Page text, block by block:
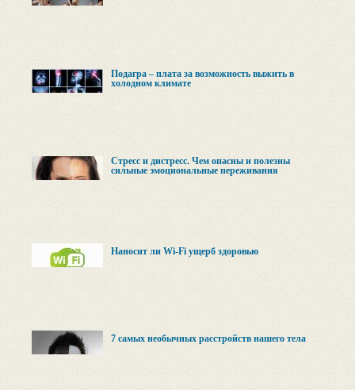
Подагра – плата за возможность выжить в
холодном климате
Стресс и дистресс. Чем опасны и полезны
сильные эмоциональные переживания
Наносит ли Wi-Fi ущерб здоровью
7 самых необычных расстройств нашего тела